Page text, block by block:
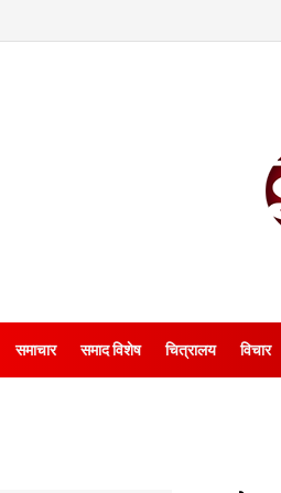
समाचार समाद विशेष चित्रालय विचार